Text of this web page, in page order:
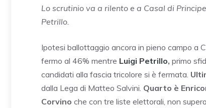
Lo scrutinio va a rilento e a Casal di
Petrillo.
Ipotesi ballottaggio ancora in pieno campo a
fermo al 46% mentre Luigi Petrillo, primo
candidati alla fascia tricolore si è fermata.
dalla Lega di Matteo Salvini. Quarto è
Corvino che con tre liste elettorali, non